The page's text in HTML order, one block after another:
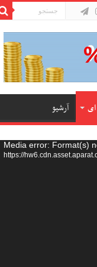
آرشیو
Media error: Format(s)